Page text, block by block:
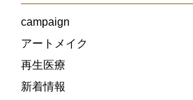
campaign
アートメイク
再生医療
新着情報